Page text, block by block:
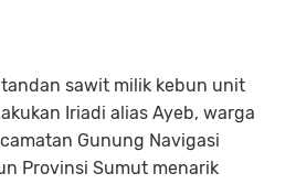
sawit milik kebun unit
Iriadi alias Ayeb, warga
Gunung Navigasi
Provinsi Sumut menarik